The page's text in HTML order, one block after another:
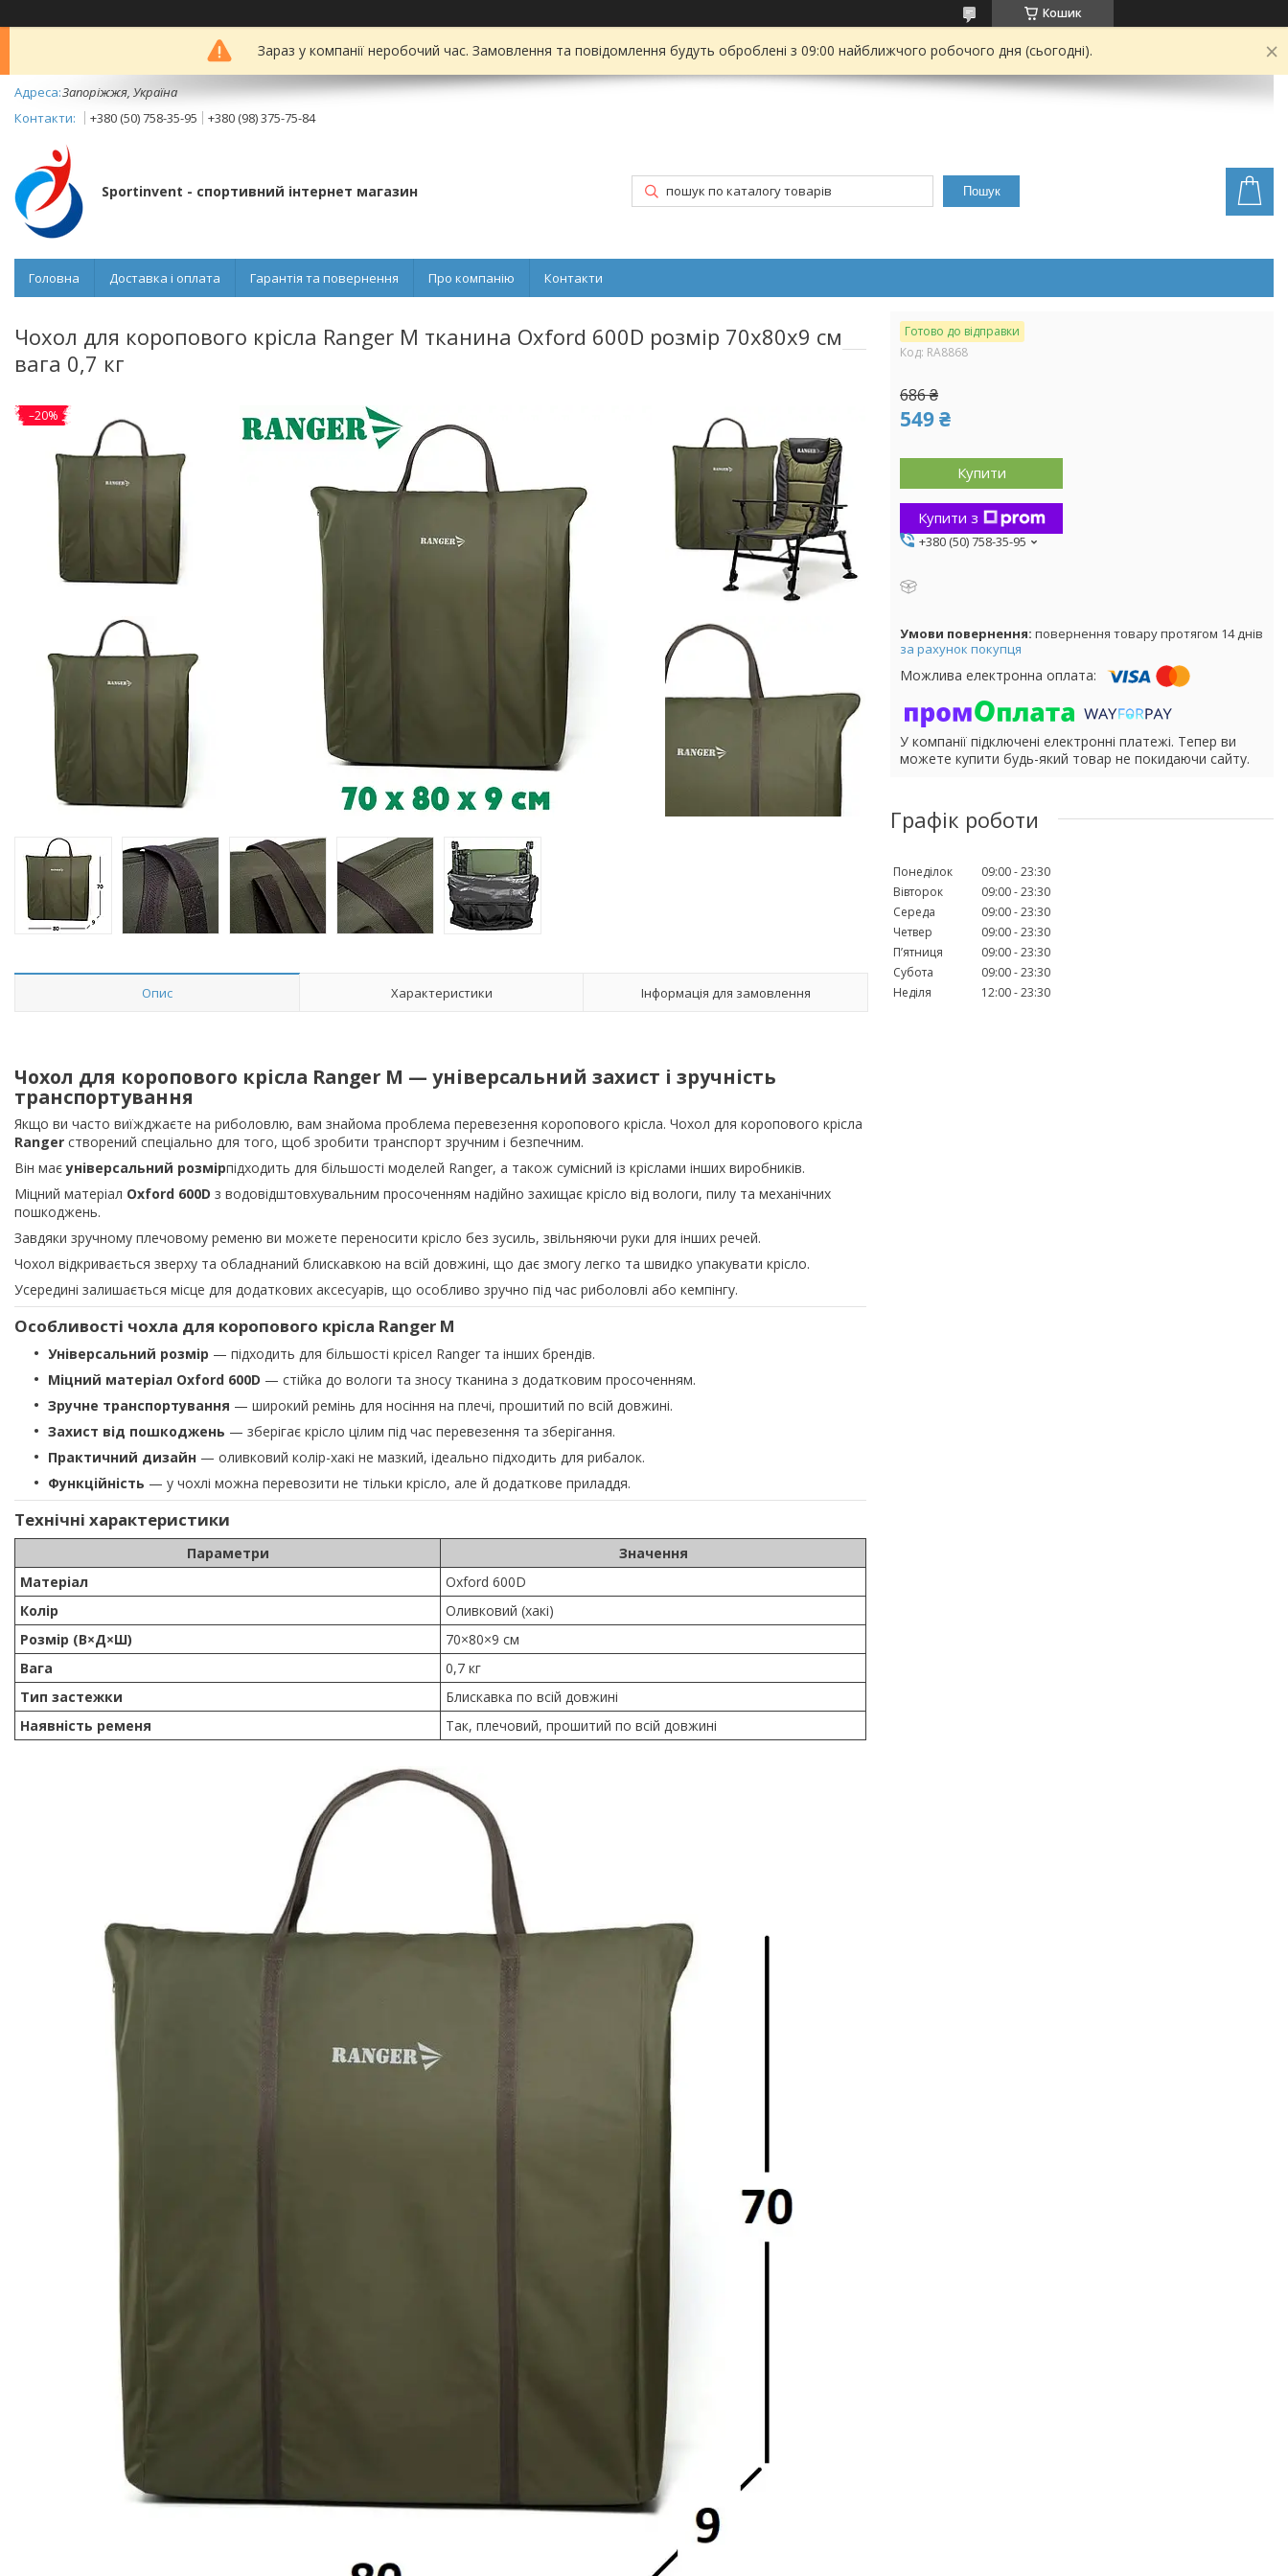
Кошик
Зараз у компанії неробочий час. Замовлення та повідомлення будуть оброблені з 09:00 найближчого робочого дня (сьогодні).
Запоріжжя, Україна
+380 (50) 758-35-95
+380 (98) 375-75-84
Sportinvent - спортивний інтернет магазин Пошук
Головна Доставка і оплата Гарантія та повернення Про компанію Контакти
Чохол для коропового крісла Ranger M тканина Oxford 600D розмір 70х80х9 см
вага 0,7 кг
–20%
Опис Характеристики Інформація для замовлення
Чохол для коропового крісла Ranger M — універсальний захист і зручність
транспортування
Якщо ви часто виїжджаєте на риболовлю, вам знайома проблема перевезення коропового крісла. Чохол для коропового крісла
Ranger створений спеціально для того, щоб зробити транспорт зручним і безпечним.
Він маєуніверсальний розмірпідходить для більшості моделей Ranger, а також сумісний із кріслами інших виробників.
Міцний матеріал Oxford 600D з водовідштовхувальним просоченням надійно захищає крісло від вологи, пилу та механічних
пошкоджень.
Завдяки зручному плечовому ременю ви можете переносити крісло без зусиль, звільняючи руки для інших речей.
Чохол відкривається зверху та обладнаний блискавкою на всій довжині, що дає змогу легко та швидко упакувати крісло.
Усередині залишається місце для додаткових аксесуарів, що особливо зручно під час риболовлі або кемпінгу.
Особливості чохла для коропового крісла Ranger M
Універсальний розмір — підходить для більшості крісел Ranger та інших брендів.
Міцний матеріал Oxford 600D — стійка до вологи та зносу тканина з додатковим просоченням.
Зручне транспортування — широкий ремінь для носіння на плечі, прошитий по всій довжині.
Захист від пошкоджень — зберігає крісло цілим під час перевезення та зберігання.
Практичний дизайн — оливковий колір-хакі не мазкий, ідеально підходить для рибалок.
Функційність — у чохлі можна перевозити не тільки крісло, але й додаткове приладдя.
Технічні характеристики
Параметри
Значення
Матеріал
Oxford 600D
Колір
Оливковий (хакі)
Розмір (В×Д×Ш)
70×80×9 см
Вага
0,7 кг
Тип застежки
Блискавка по всій довжині
Наявність ременя
Так, плечовий, прошитий по всій довжині
Готово до відправки
Код: RA8868
686 ₴
549 ₴
Купити
Купити з
+380 (50) 758-35-95
повернення товару протягом 14 днів
за рахунок покупця
У компанії підключені електронні платежі. Тепер ви
можете купити будь-який товар не покидаючи сайту.
Графік роботи
Понеділок 09:00 23:30
Вівторок
09:00 23:30
Середа
09:00 23:30
Четвер
09:00 23:30
Пʼятниця
09:00 23:30
Субота
09:00 23:30
Неділя
12:00 23:30